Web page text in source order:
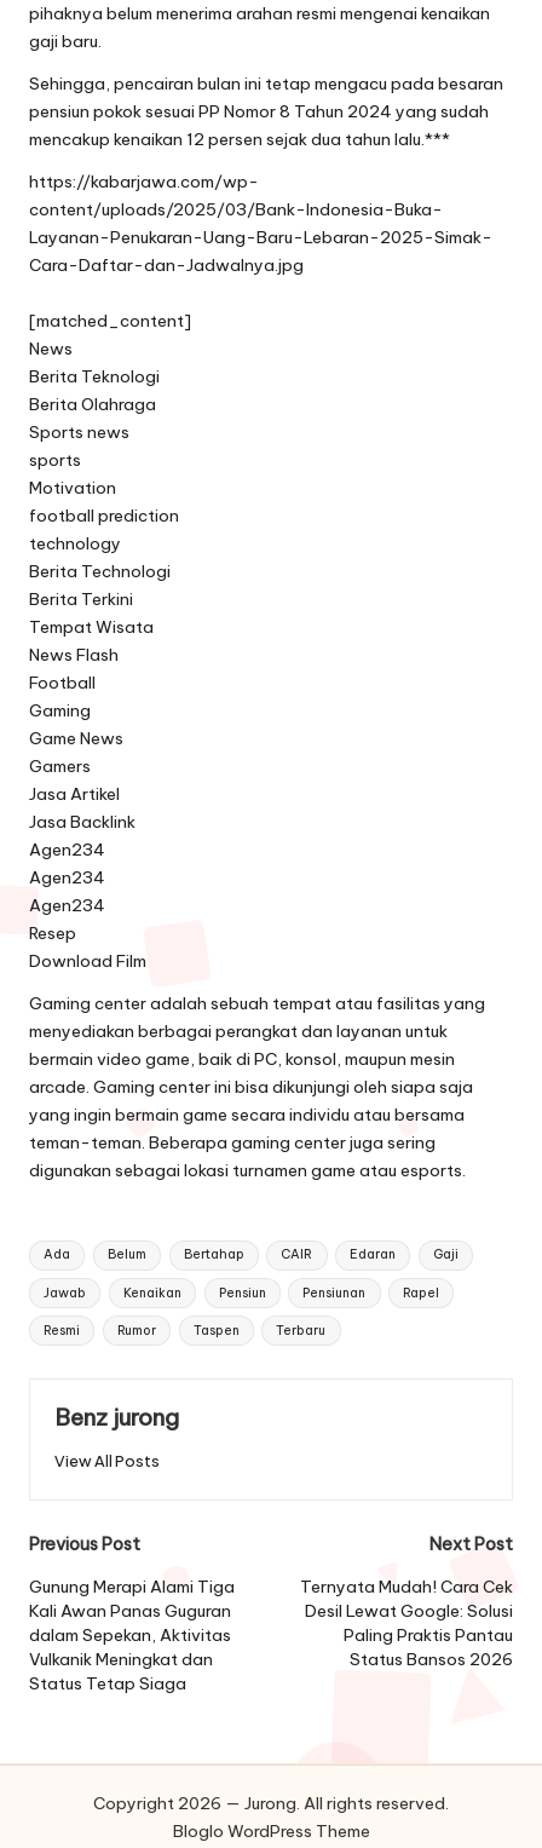
pihaknya belum menerima arahan resmi mengenai kenaikan
gaji baru.
Sehingga, pencairan bulan ini tetap mengacu pada besaran
pensiun pokok sesuai PP Nomor 8 Tahun 2024 yang sudah
mencakup kenaikan 12 persen sejak dua tahun lalu.***
https://kabarjawa.com/wp-
content/uploads/2025/03/Bank-Indonesia-Buka-
Layanan-Penukaran-Uang-Baru-Lebaran-2025-Simak-
Cara-Daftar-dan-Jadwalnya.jpg
[matched_content]
News
Berita Teknologi
Berita Olahraga
Sports news
sports
Motivation
football prediction
technology
Berita Technologi
Berita Terkini
Tempat Wisata
News Flash
Football
Gaming
Game News
Gamers
Jasa Artikel
Jasa Backlink
Agen234
Agen234
Agen234
Resep
Download Film
Gaming center adalah sebuah tempat atau fasilitas yang
menyediakan berbagai perangkat dan layanan untuk
bermain video game, baik di PC, konsol, maupun mesin
arcade. Gaming center ini bisa dikunjungi oleh siapa saja
yang ingin bermain game secara individu atau bersama
teman-teman. Beberapa gaming center juga sering
digunakan sebagai lokasi turnamen game atau esports.
Tags:
Ada Belum Bertahap CAIR Edaran Gaji
Jawab Kenaikan Pensiun Pensiunan Rapel
Resmi Rumor Taspen Terbaru
Benz jurong
View All Posts
Post
navigation
Previous Post
Gunung Merapi Alami Tiga
Kali Awan Panas Guguran
dalam Sepekan, Aktivitas
Vulkanik Meningkat dan
Status Tetap Siaga
Next Post
Ternyata Mudah! Cara Cek
Desil Lewat Google: Solusi
Paling Praktis Pantau
Status Bansos 2026
Copyright 2026 — Jurong. All rights reserved.
Bloglo WordPress Theme